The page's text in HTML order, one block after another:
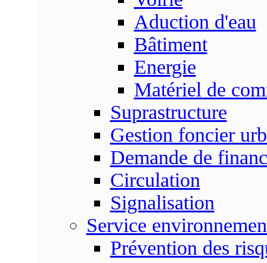
Aduction d'eau
Bâtiment
Energie
Matériel de
Suprastructure
Gestion foncier
Demande de
Circulation
Signalisation
Service
Prévention des